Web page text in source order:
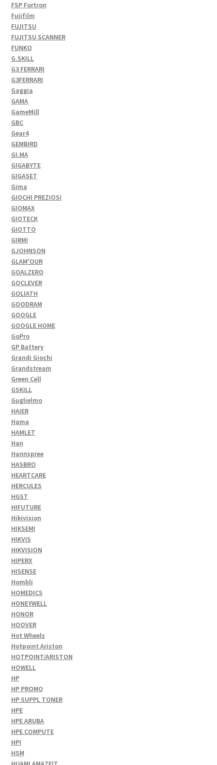
FSP Fortron
Fujifilm
FUJITSU
FUJITSU SCANNER
FUNKO
G.SKILL
G3 FERRARI
G3FERRARI
Gaggia
GAMA
GameMill
GBC
Gear4
GEMBIRD
GI.MA
GIGABYTE
GIGASET
Gima
GIOCHI PREZIOSI
GIOMAX
GIOTECK
GIOTTO
GIRMI
GJOHNSON
GLAM'OUR
GOALZERO
GOCLEVER
GOLIATH
GOODRAM
GOOGLE
GOOGLE HOME
GoPro
GP Battery
Grandi Giochi
Grandstream
Green Cell
GSKILL
Guglielmo
HAIER
Hama
HAMLET
Han
Hannspree
HASBRO
HEARTCARE
HERCULES
HGST
HIFUTURE
Hikivision
HIKSEMI
HIKVIS
HIKVISION
HIPERX
HISENSE
Hombli
HOMEDICS
HONEYWELL
HONOR
HOOVER
Hot Wheels
Hotpoint Ariston
HOTPOINT/ARISTON
HOWELL
HP
HP PROMO
HP SUPPL TONER
HPE
HPE ARUBA
HPE COMPUTE
HPI
HSM